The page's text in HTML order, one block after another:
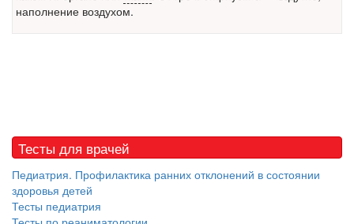
Местная анестезия развивает кардиотоксичность
Закон о праве родителей находиться с детьми в
реанимации внесен в Госдуму
наполнение воздухом.
Тесты для врачей
Педиатрия. Профилактика ранних отклонений в состоянии
здоровья детей
Тесты педиатрия